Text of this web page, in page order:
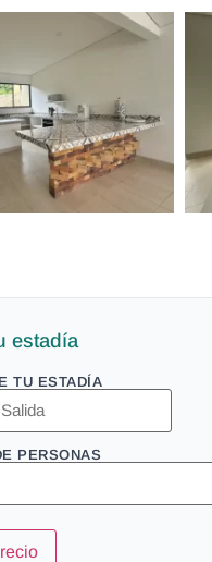
estadía
TU ESTADÍA
PERSONAS